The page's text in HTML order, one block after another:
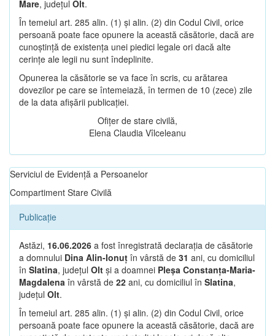
Mare, județul Olt.
În temeiul art. 285 alin. (1) și alin. (2) din Codul Civil, orice
persoană poate face opunere la această căsătorie, dacă are
cunoștință de existența unei piedici legale ori dacă alte
cerințe ale legii nu sunt îndeplinite.
Opunerea la căsătorie se va face în scris, cu arătarea
dovezilor pe care se întemeiază, în termen de 10 (zece) zile
de la data afișării publicației.
Ofițer de stare civilă,
Elena Claudia Vîlceleanu
Serviciul de Evidență a Persoanelor
Compartiment Stare Civilă
Publicație
Astăzi, 16.06.2026 a fost înregistrată declarația de căsătorie
a domnului Dina Alin-Ionuț în vârstă de 31 ani, cu domiciliul
în Slatina, județul Olt și a doamnei Pleșa Constanța-Maria-
Magdalena în vârstă de 22 ani, cu domiciliul în Slatina,
județul Olt.
În temeiul art. 285 alin. (1) și alin. (2) din Codul Civil, orice
persoană poate face opunere la această căsătorie, dacă are